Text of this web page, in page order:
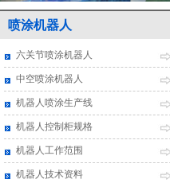
喷涂机器人
六关节喷涂机器人
中空喷涂机器人
机器人喷涂生产线
机器人控制柜规格
机器人工作范围
机器人技术资料